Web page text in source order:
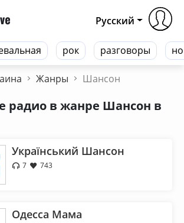
рок разговоры
Русский
Жанры Шансон
радио в жанре Шансон в
Український Шансон
7 743
Одесса Мама